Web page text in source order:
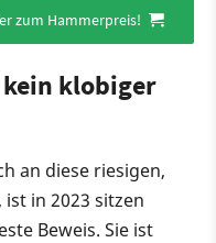
zum Hammerpreis!
klobiger
an diese riesigen,
in 2023 sitzen
Beweis. Sie ist